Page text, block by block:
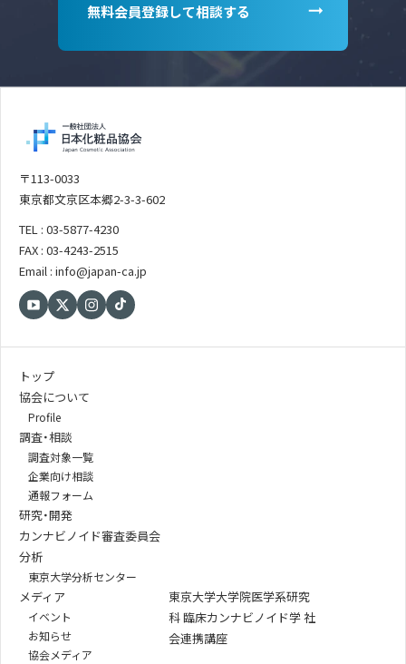
無料会員登録して相談する
〒113-0033
東京都文京区本郷2-3-3-602
TEL : 03-5877-4230
FAX : 03-4243-2515
Email : info@japan-ca.jp
トップ
協会について
Profile
調査・相談
調査対象一覧
企業向け相談
通報フォーム
研究・開発
カンナビノイド審査委員会
分析
東京大学分析センター
メディア
イベント
お知らせ
協会メディア
東京大学大学院医学系研究
科 臨床カンナビノイド学 社
会連携講座